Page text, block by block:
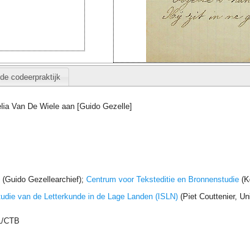
codeerpraktijk
Van De Wiele aan [Guido Gezelle]
(Guido Gezellearchief);Centrum voor Teksteditie en Bronnenstudie
van de Letterkunde in de Lage Landen (ISLN) (Piet Couttenier,
CTB